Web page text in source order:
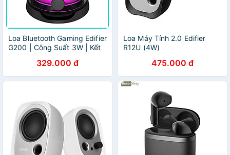
Loa Bluetooth Gaming Edifier
G200 | Công Suất 3W | Kết
nhạc lên tới 5H | Bảo hành
12 tháng - Hàng Chính Hãng
329.000 đ
Loa Máy Tính 2.0 Edifier
R12U (4W)
475.000 đ